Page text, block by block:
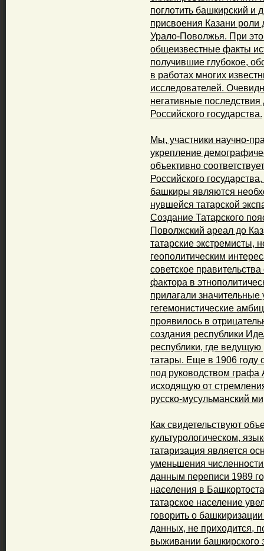
поглотить башкирский и
присвоения Казани роли
Урало-Поволжья. При
общеизвестные факты
получившие глубокое,
в работах многих
исследователей.
негативные
Российского государства.
Мы, участники научно-
укрепление
объективно
Российского
башкиры являются
нувшейся татарской
Создание Татарского
Поволжский ареал до
татарские экстремисты,
геополитическим
советское
фактора в
прилагали значительные
гегемонистические
проявилось в
создания респуб­лики
республики, где
татары. Еще в 1906 году
под руководством графа
исходящую от
русско-мусульманский
Как свидетельствуют
культурологическом,
татаризация является
уменьшения
данным переписи 1989
населения в
татарское население
говорить о башкиризации
данных, не приходится,
выживании башкирского